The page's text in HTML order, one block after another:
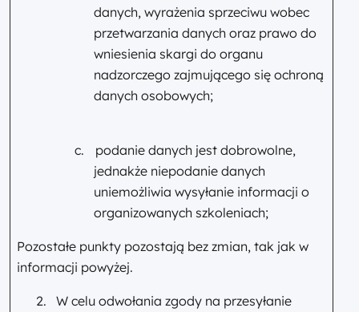
danych, wyrażenia sprzeciwu wobec
przetwarzania danych oraz prawo do
wniesienia skargi do organu
nadzorczego zajmującego się ochroną
danych osobowych;
c.
podanie danych jest dobrowolne,
jednakże niepodanie danych
uniemożliwia wysyłanie informacji o
organizowanych szkoleniach;
Pozostałe punkty pozostają bez zmian, tak jak w
informacji powyżej.
2.
W celu odwołania zgody na przesyłanie